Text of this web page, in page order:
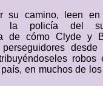
su camino, leen
la policía del
de cómo Clyde y
desde
robos
en muchos de